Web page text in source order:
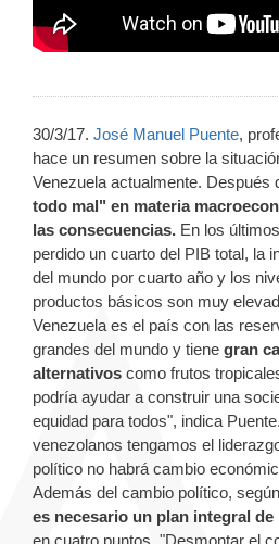
30/3/17. José Manuel Puente,
hace un resumen sobre la
Venezuela actualmente. Después
todo mal" en materia
las consecuencias. En los
perdido un cuarto del PIB total, la
del mundo por cuarto año y los
productos básicos son muy
Venezuela es el país con las
grandes del mundo y tiene gran
alternativos como frutos
podría ayudar a construir una
equidad para todos", indica
venezolanos tengamos el
político no habrá cambio
Además del cambio político,
es necesario un plan integral de
en cuatro puntos. "Desmontar el